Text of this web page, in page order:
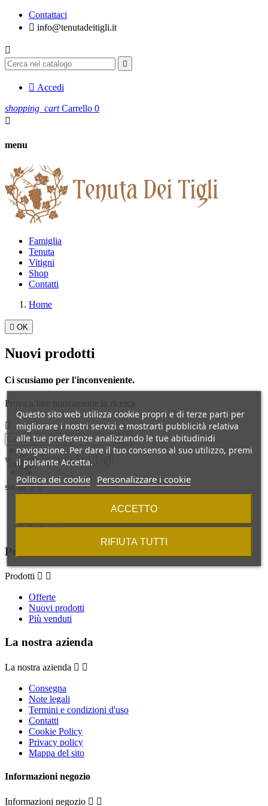
Contattaci
 info@tenutadeitigli.it


 Accedi
shopping_cart Carrello 0

menu
Famiglia
Tenuta
Vitigni
Shop
Contatti
Home
 OK
Nuovi prodotti
Ci scusiamo per l'inconveniente.
Prova a fare nuovamente la ricerca


social  
Instagram
Prodotti
Prodotti  
Offerte
Nuovi prodotti
Più venduti
La nostra azienda
La nostra azienda  
Consegna
Note legali
Termini e condizioni d'uso
Contatti
Cookie Policy
Privacy policy
Mappa del sito
Informazioni negozio
Informazioni negozio  
Questo sito web utilizza cookie propri e di terze parti per
migliorare i nostri servizi e mostrarti pubblicità relativa
alle tue preferenze analizzando le tue abitudinidi
navigazione. Per dare il tuo consenso al suo utilizzo, premi
il pulsante Accetta.
Politica dei cookie Personalizzare i cookie
RIFIUTA TUTTI
ACCETTO